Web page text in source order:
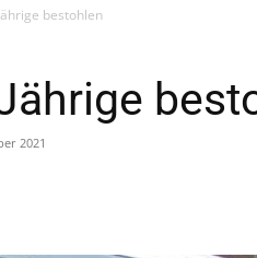
bestohlen
2021